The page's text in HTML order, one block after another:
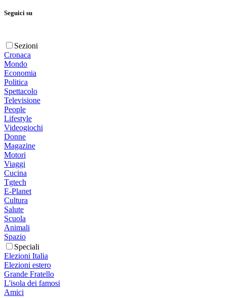
Seguici su
Sezioni
Cronaca
Mondo
Economia
Politica
Spettacolo
Televisione
People
Lifestyle
Videogiochi
Donne
Magazine
Motori
Viaggi
Cucina
Tgtech
E-Planet
Cultura
Salute
Scuola
Animali
Spazio
Speciali
Elezioni Italia
Elezioni estero
Grande Fratello
L'isola dei famosi
Amici